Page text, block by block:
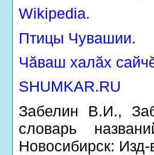
Wikipedia.
Птицы Чувашии.
Чăваш халăх
SHUMKAR.RU
Забелин В.И.,
словарь
Новосибирск: